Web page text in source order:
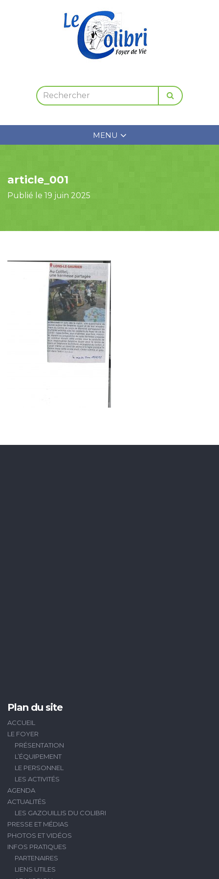
MENU
article_001
Publié le 19 juin 2025
Plan du site
ACCUEIL
LE FOYER
PRÉSENTATION
L’ÉQUIPEMENT
LE PERSONNEL
LES ACTIVITÉS
AGENDA
ACTUALITÉS
LES GAZOUILLIS DU COLIBRI
PRESSE ET MÉDIAS
PHOTOS ET VIDÉOS
INFOS PRATIQUES
PARTENAIRES
LIENS UTILES